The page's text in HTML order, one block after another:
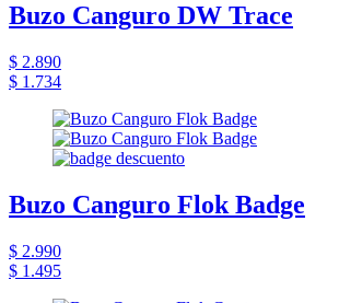
Buzo Canguro DW Trace
$ 2.890
$ 1.734
Buzo Canguro Flok Badge
$ 2.990
$ 1.495